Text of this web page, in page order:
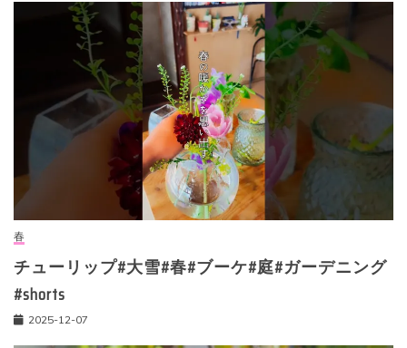
春
チューリップ#大雪#春#ブーケ#庭#ガーデニング
#shorts
2025-12-07